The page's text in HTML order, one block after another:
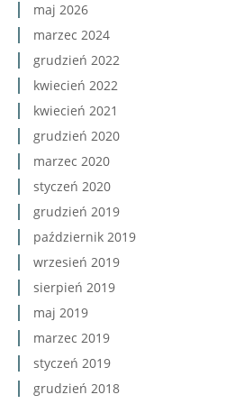
maj 2026
marzec 2024
grudzień 2022
kwiecień 2022
kwiecień 2021
grudzień 2020
marzec 2020
styczeń 2020
grudzień 2019
październik 2019
wrzesień 2019
sierpień 2019
maj 2019
marzec 2019
styczeń 2019
grudzień 2018